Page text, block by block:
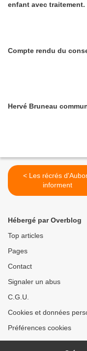
enfant avec traitement.
Compte rendu du
Hervé Bruneau
< Les récrés d'Aubord
informent
Hébergé par Overblog
Top articles
Pages
Contact
Signaler un abus
C.G.U.
Cookies et données
Préférences cookies